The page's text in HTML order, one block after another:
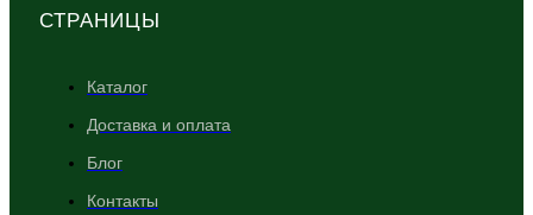
СТРАНИЦЫ
Каталог
Доставка и оплата
Блог
Контакты